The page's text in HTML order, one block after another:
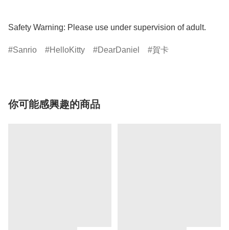
Safety Warning: Please use under supervision of adult.
Sanrio HelloKitty DearDaniel 賀卡
你可能感興趣的商品